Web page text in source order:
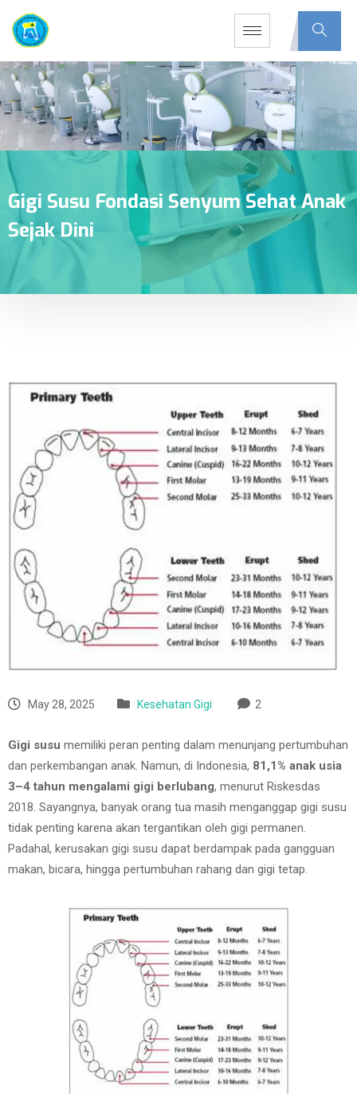
Gigi Susu Fondasi Senyum Sehat Anak
Sejak Dini
May 28, 2025 Kesehatan Gigi 2
Gigi susu memiliki peran penting dalam menunjang pertumbuhan
dan perkembangan anak. Namun, di Indonesia, 81,1% anak usia
3–4 tahun mengalami gigi berlubang, menurut Riskesdas
2018. Sayangnya, banyak orang tua masih menganggap gigi susu
tidak penting karena akan tergantikan oleh gigi permanen.
Padahal, kerusakan gigi susu dapat berdampak pada gangguan
makan, bicara, hingga pertumbuhan rahang dan gigi tetap.